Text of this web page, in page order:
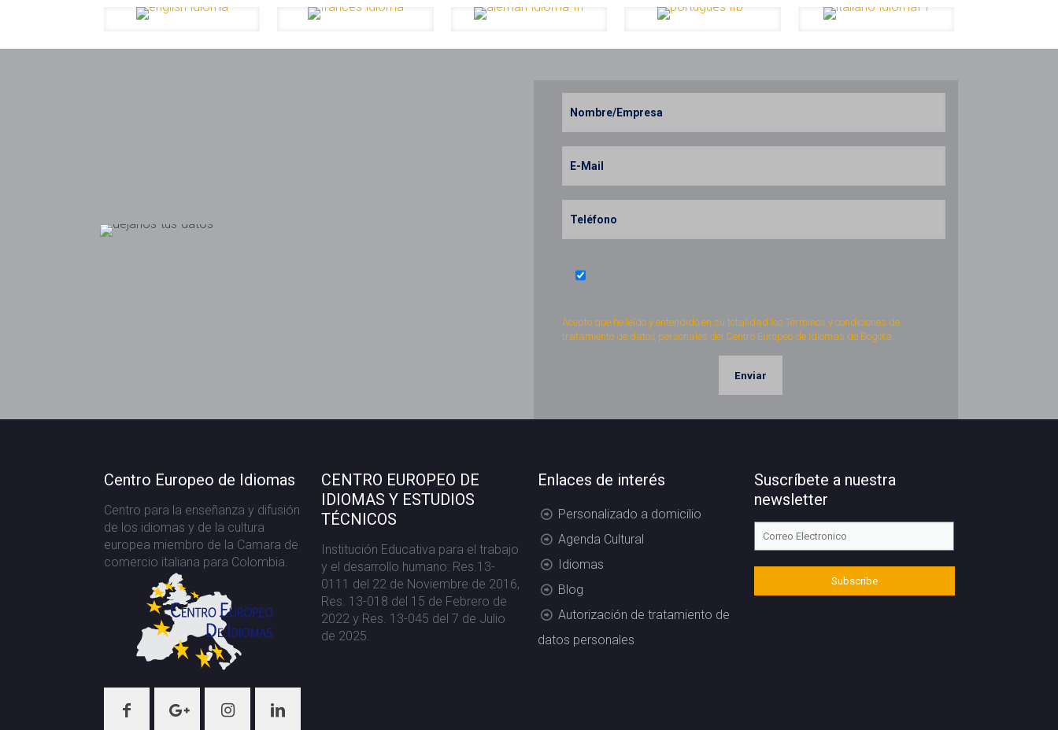
Acepto que he leído y entendido en su totalidad los Términos y condiciones de
tratamiento de datos personales del Centro Europeo de Idiomas de Bogotá.
Centro Europeo de Idiomas
Centro para la enseñanza y difusión
de los idiomas y de la cultura
europea miembro de la Camara de
comercio italiana para Colombia.
CENTRO EUROPEO DE
IDIOMAS Y ESTUDIOS
TÉCNICOS
Institución Educativa para el trabajo
y el desarrollo humano: Res.13-
0111 del 22 de Noviembre de 2016,
Res. 13-018 del 15 de Febrero de
2022 y Res. 13-045 del 7 de Julio
de 2025.
Enlaces de interés
Personalizado a domicilio
Agenda Cultural
Idiomas
Blog
Autorización de tratamiento de
datos personales
Suscríbete a nuestra
newsletter